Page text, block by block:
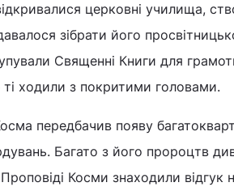
церковні училища,
зібрати його
Священні Книги для
ходили з покритими головами.
передбачив появу
Багато з його пророцтв
Косми знаходили відгук